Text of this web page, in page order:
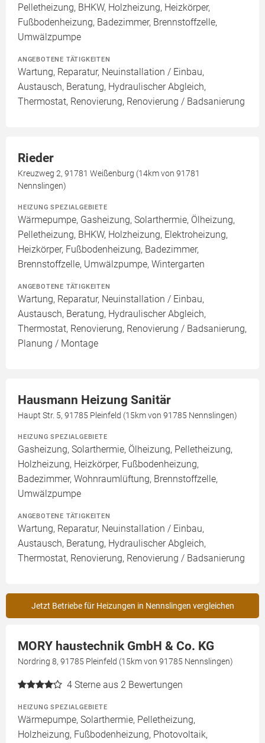
Pelletheizung, BHKW, Holzheizung, Heizkörper,
Fußbodenheizung, Badezimmer, Brennstoffzelle,
Umwälzpumpe
ANGEBOTENE TÄTIGKEITEN
Wartung, Reparatur, Neuinstallation / Einbau,
Austausch, Beratung, Hydraulischer Abgleich,
Thermostat, Renovierung, Renovierung / Badsanierung
Rieder
Kreuzweg 2, 91781 Weißenburg (14km von 91781
Nennslingen)
HEIZUNG SPEZIALGEBIETE
Wärmepumpe, Gasheizung, Solarthermie, Ölheizung,
Pelletheizung, BHKW, Holzheizung, Elektroheizung,
Heizkörper, Fußbodenheizung, Badezimmer,
Brennstoffzelle, Umwälzpumpe, Wintergarten
ANGEBOTENE TÄTIGKEITEN
Wartung, Reparatur, Neuinstallation / Einbau,
Austausch, Beratung, Hydraulischer Abgleich,
Thermostat, Renovierung, Renovierung / Badsanierung,
Planung / Montage
Hausmann Heizung Sanitär
Haupt Str. 5, 91785 Pleinfeld (15km von 91785 Nennslingen)
HEIZUNG SPEZIALGEBIETE
Gasheizung, Solarthermie, Ölheizung, Pelletheizung,
Holzheizung, Heizkörper, Fußbodenheizung,
Badezimmer, Wohnraumlüftung, Brennstoffzelle,
Umwälzpumpe
ANGEBOTENE TÄTIGKEITEN
Wartung, Reparatur, Neuinstallation / Einbau,
Austausch, Beratung, Hydraulischer Abgleich,
Thermostat, Renovierung, Renovierung / Badsanierung
Jetzt Betriebe für Heizungen in Nennslingen vergleichen
MORY haustechnik GmbH & Co. KG
Nordring 8, 91785 Pleinfeld (15km von 91785 Nennslingen)
4 Sterne aus 2 Bewertungen
HEIZUNG SPEZIALGEBIETE
Wärmepumpe, Solarthermie, Pelletheizung,
Holzheizung, Fußbodenheizung, Photovoltaik,